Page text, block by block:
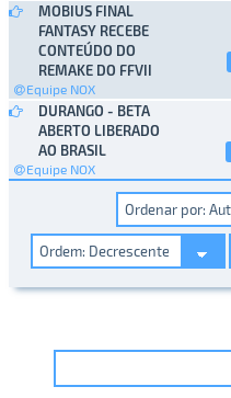
MOBIUS FINAL
FANTASY RECEBE
CONTEÚDO DO
REMAKE DO FFVII
Equipe NOX
DURANGO - BETA
ABERTO LIBERADO
AO BRASIL
Equipe NOX